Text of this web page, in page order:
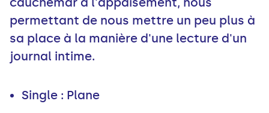
permettant de nous mettre un peu plus à
sa place à la manière d'une lecture d'un
journal intime.
Single : Plane